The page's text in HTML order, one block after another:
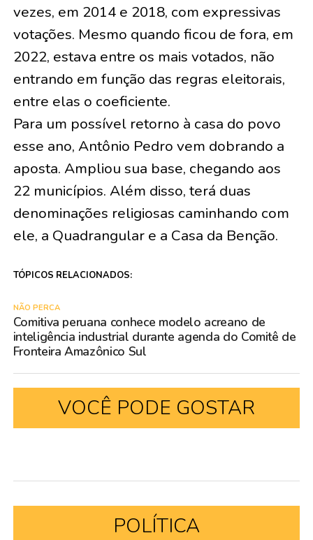
vezes, em 2014 e 2018, com expressivas
votações. Mesmo quando ficou de fora, em
2022, estava entre os mais votados, não
entrando em função das regras eleitorais,
entre elas o coeficiente.
Para um possível retorno à casa do povo
esse ano, Antônio Pedro vem dobrando a
aposta. Ampliou sua base, chegando aos
22 municípios. Além disso, terá duas
denominações religiosas caminhando com
ele, a Quadrangular e a Casa da Benção.
TÓPICOS RELACIONADOS:
NÃO PERCA
Comitiva peruana conhece modelo acreano de
inteligência industrial durante agenda do Comitê de
Fronteira Amazônico Sul
VOCÊ PODE GOSTAR
POLÍTICA